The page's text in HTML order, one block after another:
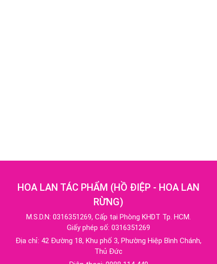
HOA LAN TÁC PHẨM (HỒ ĐIỆP - HOA LAN
RỪNG)
M.S.D.N: 0316351269, Cấp tại Phòng KHDT Tp. HCM.
Giấy phép số: 0316351269
Địa chỉ: 42 Đường 18, Khu phố 3, Phường Hiệp Bình Chánh,
Thủ Đức